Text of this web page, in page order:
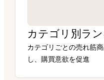
カテゴリ別ラ
カテゴリごとの売れ筋
し、購買意欲を促進